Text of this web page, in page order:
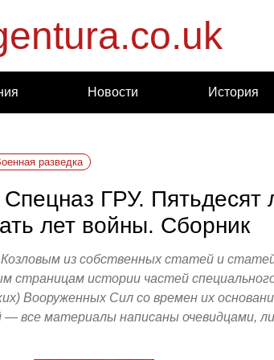
Новости История
разведка
ГРУ. Пятьдесят
лет войны. Сборник
из собственных статей и статей
страницам истории частей
Вооруженных Сил со времен их
все материалы написаны очевидцами,